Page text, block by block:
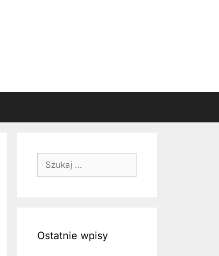
Ostatnie wpisy